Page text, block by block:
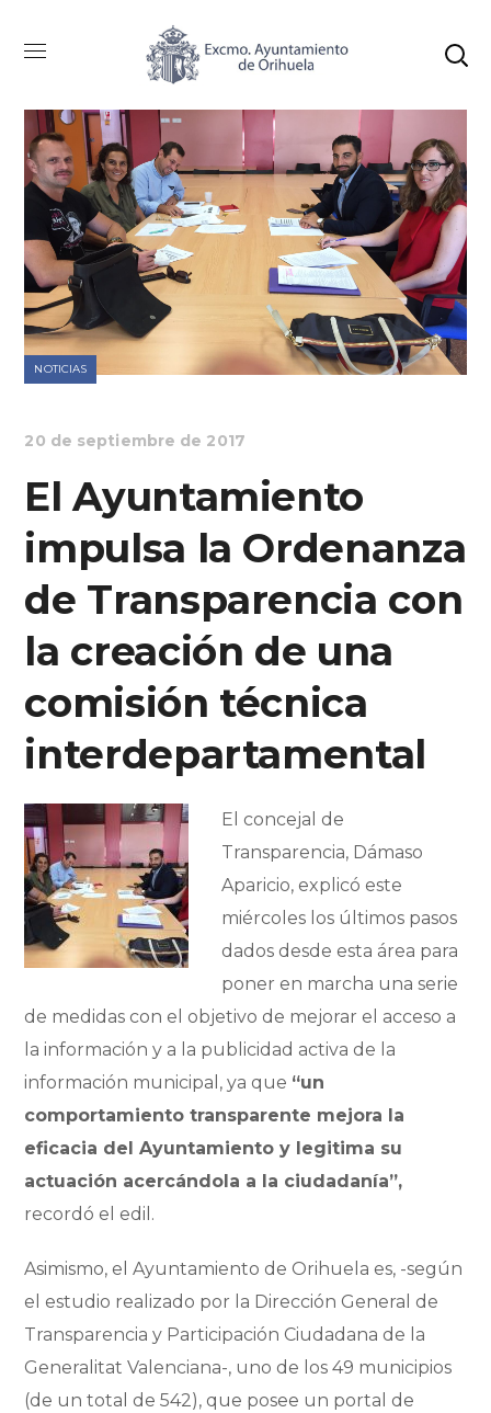
NOTICIAS
20 de septiembre de 2017
El Ayuntamiento
impulsa la Ordenanza
de Transparencia con
la creación de una
comisión técnica
interdepartamental
El concejal de
Transparencia, Dámaso
Aparicio, explicó este
miércoles los últimos pasos
dados desde esta área para
poner en marcha una serie
de medidas con el objetivo de mejorar el acceso a
la información y a la publicidad activa de la
información municipal, ya que “un
comportamiento transparente mejora la
eficacia del Ayuntamiento y legitima su
actuación acercándola a la ciudadanía”,
recordó el edil.
Asimismo, el Ayuntamiento de Orihuela es, -según
el estudio realizado por la Dirección General de
Transparencia y Participación Ciudadana de la
Generalitat Valenciana-, uno de los 49 municipios
(de un total de 542), que posee un portal de